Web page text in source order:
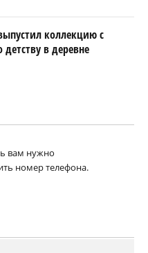
коллекцию с
детству в деревне
вам нужно
номер телефона.